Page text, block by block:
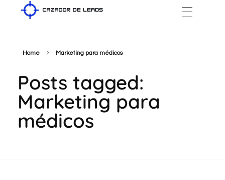
Home Marketing para médicos
Posts tagged:
Marketing para
médicos